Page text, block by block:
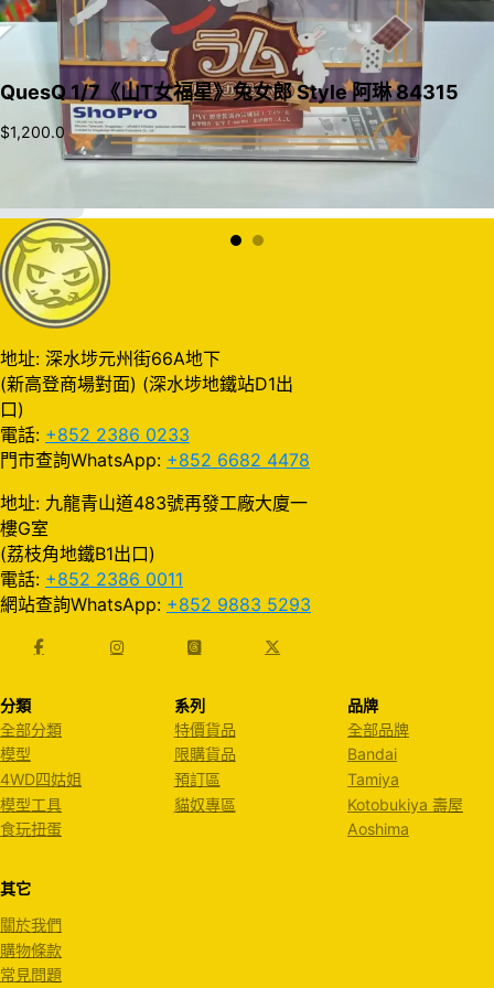
QuesQ 1/7《山T女福星》兔女郎 Style 阿琳 84315
$1,200.0
地址: 深水埗元州街66A地下
(新高登商場對面) (深水埗地鐵站D1出
口)
電話: +852 2386 0233
門市查詢WhatsApp: +852 6682 4478
地址: 九龍青山道483號再發工廠大廈一
樓G室
(荔枝角地鐵B1出口)
電話: +852 2386 0011
網站查詢WhatsApp: +852 9883 5293
分類
全部分類
模型
4WD四姑姐
模型工具
食玩扭蛋
系列
特價貨品
限購貨品
預訂區
貓奴專區
品牌
全部品牌
Bandai
Tamiya
Kotobukiya 壽屋
Aoshima
其它
關於我們
購物條款
常見問題